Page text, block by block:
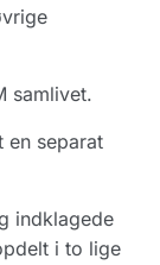
samlivet.
en separat
indklagede
i to lige